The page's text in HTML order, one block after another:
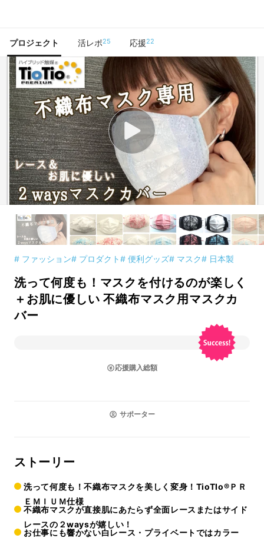
プロジェクト 活レポ25 応援22
# ファッション# プロダクト# 便利グッズ# マスク# 日本製
洗って何度も！マスクを付けるのが楽しく
＋お肌に優しい 不織布マスク用マスクカ
バー
応援購入総額
サポーター
ストーリー
洗って何度も！不織布マスクを美しく変身！TioTIo®ＰＲ
ＥＭＩＵＭ仕様
不織布マスクが直接肌にあたらず全面レースまたはサイド
レースの２waysが嬉しい！
お仕事にも響かない白レース・プライベートではカラー